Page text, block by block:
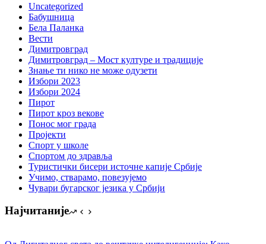
Uncategorized
Бабушница
Бела Паланка
Вести
Димитровград
Димитровград – Мост културе и традиције
Знање ти нико не може одузети
Избори 2023
Избори 2024
Пирот
Пирот кроз векове
Понос мог града
Пројекти
Спорт у школе
Спортом до здравља
Туристички бисери источне капије Србије
Учимо, стварамо, повезујемо
Чувари бугарског језика у Србији
Најчитаније